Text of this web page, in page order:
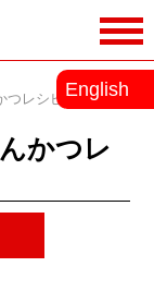
English
つレシピ
かつレ